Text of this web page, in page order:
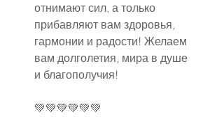
отнимают сил, а только
прибавляют вам здоровья,
гармонии и радости! Желаем
вам долголетия, мира в душе
и благополучия!
💚💚💚💚💚💚